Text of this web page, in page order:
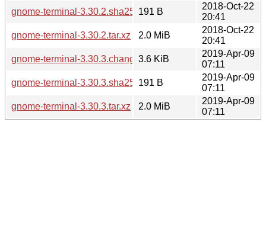
gnome-terminal-3.30.2.sha256sum
191 B
2018-Oct-22
20:41
gnome-terminal-3.30.2.tar.xz
2.0 MiB
2018-Oct-22
20:41
gnome-terminal-3.30.3.changes3.6 KiB
2019-Apr-09
07:11
gnome-terminal-3.30.3.sha256sum
191 B
2019-Apr-09
07:11
gnome-terminal-3.30.3.tar.xz
2.0 MiB
2019-Apr-09
07:11